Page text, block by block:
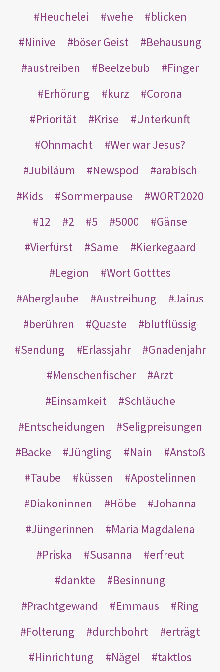
Heuchelei wehe
blicken
Ninive
böser Geist
Behausung
austreiben
Beelzebub
Finger
Erhörung
kurz
Corona
Priorität
Krise
Unterkunft
Ohnmacht
Wer war Jesus?
Jubiläum
Newspod
arabisch
Kids
Sommerpause
WORT2020
12
2 5 5000
Gänse
Vierfürst
Same
Kierkegaard
Legion
Wort Gotttes
Aberglaube
Austreibung
Jairus
berühren
Quaste
blutflüssig
Sendung
Erlassjahr
Gnadenjahr
Menschenfischer
Arzt
Einsamkeit
Schläuche
Entscheidungen
Seligpreisungen
Backe
Jüngling Nain
Anstoß
Taube
küssen
Apostelinnen
Diakoninnen
Höbe
Johanna
Jüngerinnen
Maria Magdalena
Priska
Susanna
erfreut
dankte
Besinnung
Prachtgewand
Emmaus
Ring
Folterung
durchbohrt
erträgt
Hinrichtung
Nägel
taktlos